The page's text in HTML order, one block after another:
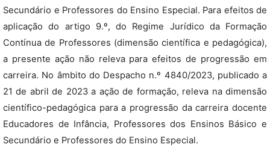
Secundário e Professores do Ensino Especial. Para efeitos de
aplicação do artigo 9.º, do Regime Jurídico da Formação
Contínua de Professores (dimensão científica e pedagógica),
a presente ação não releva para efeitos de progressão em
carreira. No âmbito do Despacho n.º 4840/2023, publicado a
21 de abril de 2023 a ação de formação, releva na dimensão
científico-pedagógica para a progressão da carreira docente
Educadores de Infância, Professores dos Ensinos Básico e
Secundário e Professores do Ensino Especial.